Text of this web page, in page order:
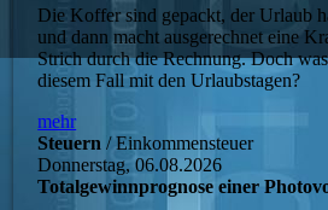
Die Koffer sind gepackt, der Urlaub
und dann macht ausgerechnet eine
Strich durch die Rechnung. Doch
diesem Fall mit den Urlaubstagen?
mehr
Steuern / Einkommensteuer
Donnerstag, 06.08.2026
Totalgewinnprognose einer